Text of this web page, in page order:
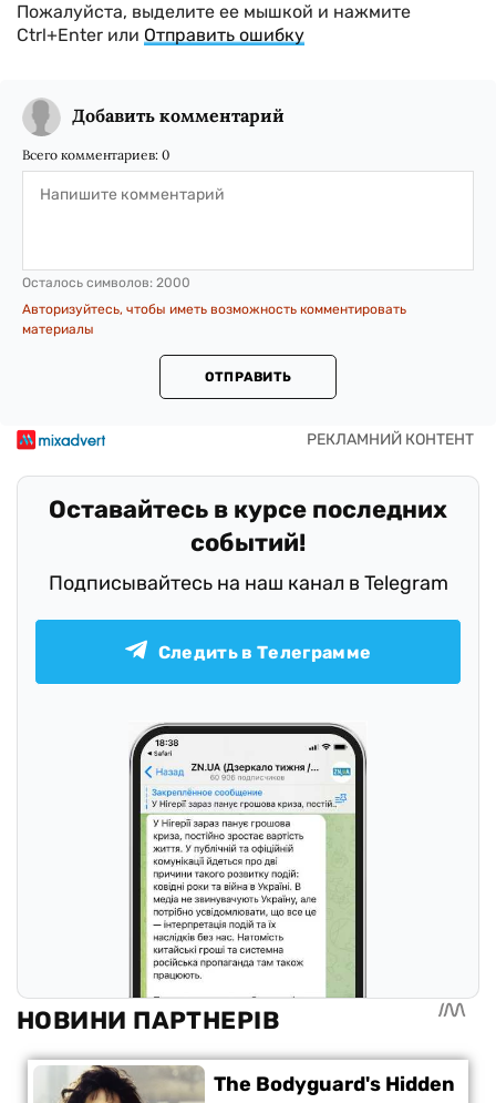
Пожалуйста, выделите ее мышкой и нажмите
Ctrl+Enter или Отправить ошибку
Добавить комментарий
Всего комментариев: 0
Осталось символов: 2000
Авторизуйтесь, чтобы иметь возможность комментировать
материалы
ОТПРАВИТЬ
Оставайтесь в курсе последних
событий!
Подписывайтесь на наш канал в Telegram
Следить в Телеграмме